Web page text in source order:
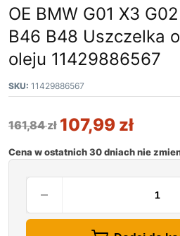
OE BMW G01 X3
B46 B48 Uszczelka
oleju 11429886567
SKU: 11429886567
161,84zł 107,99 zł
Cena w ostatnich 30 dniach nie